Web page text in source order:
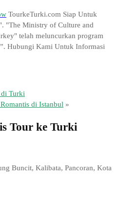
TourkeTurki.com Siap Untuk
"The Ministry of Culture and
telah meluncurkan program
Hubungi Kami Untuk Informasi
di Turki
di Istanbul »
Tour ke Turki
Buncit, Kalibata, Pancoran, Kota